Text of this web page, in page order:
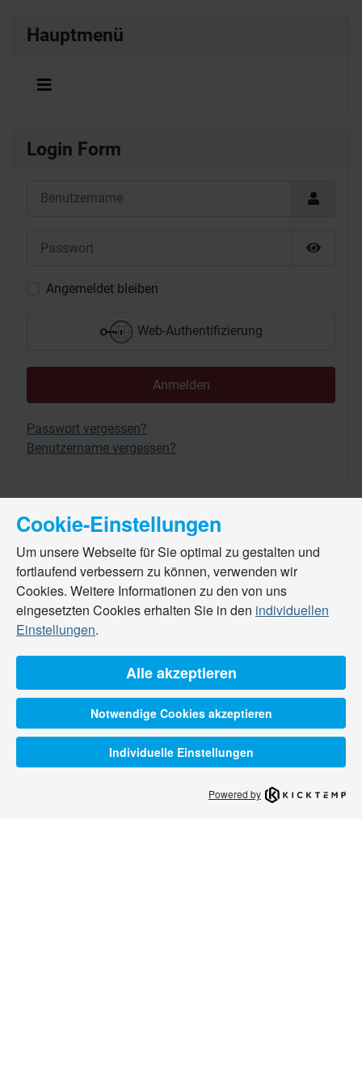
Hauptmenü
Login Form
Benutzername
Angemeldet bleiben
Web-Authentifizierung
Anmelden
Passwort vergessen?
Benutzername vergessen?
Cookie-Einstellungen
Um unsere Webseite für Sie optimal zu gestalten und
fortlaufend verbessern zu können, verwenden wir
Cookies. Weitere Informationen zu den von uns
eingesetzten Cookies erhalten Sie in den individuellen
Einstellungen.
Alle akzeptieren
Notwendige Cookies akzeptieren
Individuelle Einstellungen
Powered by